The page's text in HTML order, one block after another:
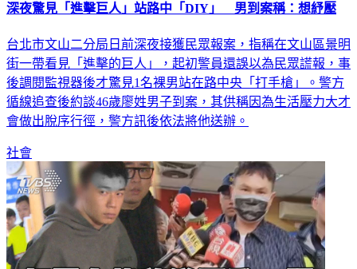
深夜驚見「進擊巨人」站路中「DIY」 男到案稱：想紓壓
台北市文山二分局日前深夜接獲民眾報案，指稱在文山區景明
街一帶看見「進擊的巨人」，起初警員還誤以為民眾謊報，事
後調閱監視器後才驚見1名裸男站在路中央「打手槍」。警方
循線追查後約談46歲廖姓男子到案，其供稱因為生活壓力大才
會做出脫序行徑，警方訊後依法將他送辦。
社會